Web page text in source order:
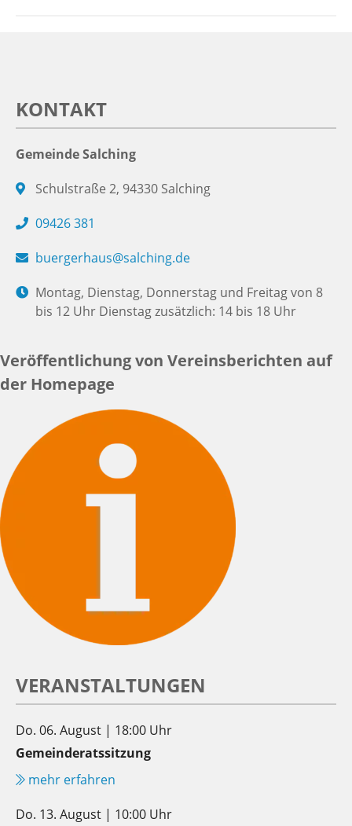
KONTAKT
Gemeinde Salching
Schulstraße 2, 94330 Salching
09426 381
buergerhaus@salching.de
Montag, Dienstag, Donnerstag und Freitag von 8
bis 12 Uhr Dienstag zusätzlich: 14 bis 18 Uhr
Veröffentlichung von Vereinsberichten auf
der Homepage
VERANSTALTUNGEN
Do. 06. August | 18:00 Uhr
Gemeinderatssitzung
mehr erfahren
Do. 13. August | 10:00 Uhr